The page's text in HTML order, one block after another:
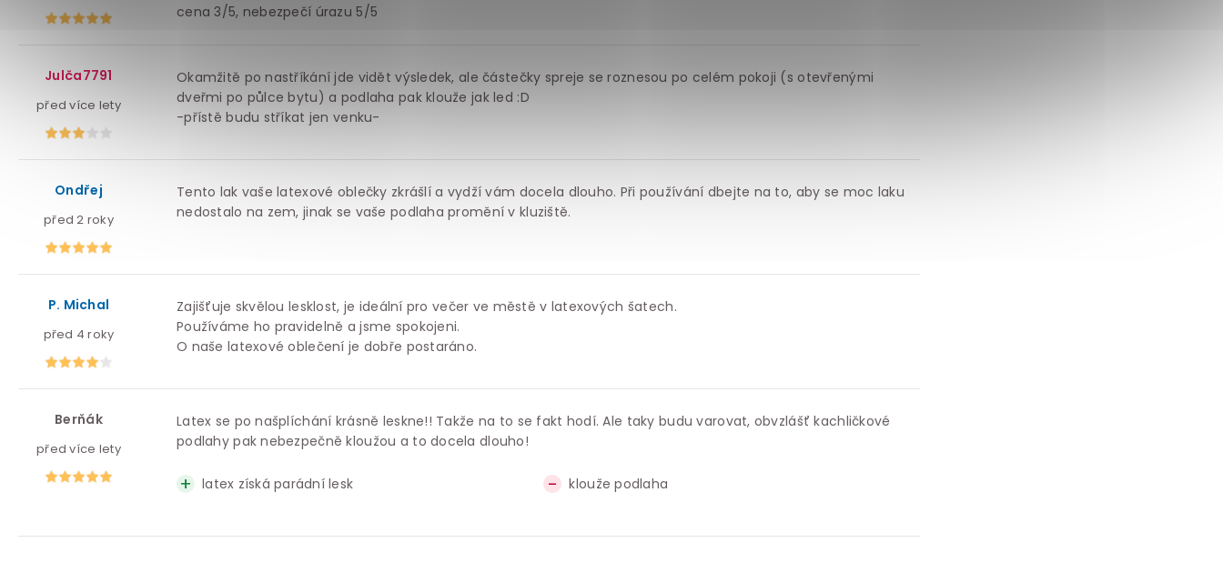
cena 3/5, nebezpečí úrazu 5/5
Julča7791
před více lety
Okamžitě po nastříkání jde vidět výsledek, ale částečky spreje se roznesou po celém pokoji (s otevřenými
dveřmi po půlce bytu) a podlaha pak klouže jak led :D
-přístě budu stříkat jen venku-
Ondřej
před 2 roky
Tento lak vaše latexové oblečky zkrášlí a vydží vám docela dlouho. Při používání dbejte na to, aby se moc laku
nedostalo na zem, jinak se vaše podlaha promění v kluziště.
P. Michal
před 4 roky
Zajišťuje skvělou lesklost, je ideální pro večer ve městě v latexových šatech.
Používáme ho pravidelně a jsme spokojeni.
O naše latexové oblečení je dobře postaráno.
Berňák
před více lety
Latex se po našplíchání krásně leskne!! Takže na to se fakt hodí. Ale taky budu varovat, obvzlášť kachličkové
podlahy pak nebezpečně kloužou a to docela dlouho!
latex získá parádní lesk klouže podlaha